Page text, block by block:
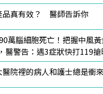
品真有效？ 醫師告訴你
萬腦細胞死亡！把握中風
醫警告：遇3症狀快打119搶
院裡的病人和護士總是衝